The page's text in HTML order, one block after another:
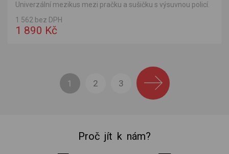
Univerzální mezikus mezi pračku a sušičku s výsuvnou policí.
1 562 bez DPH
1 890 Kč
1 2 3
Proč jít k nám?